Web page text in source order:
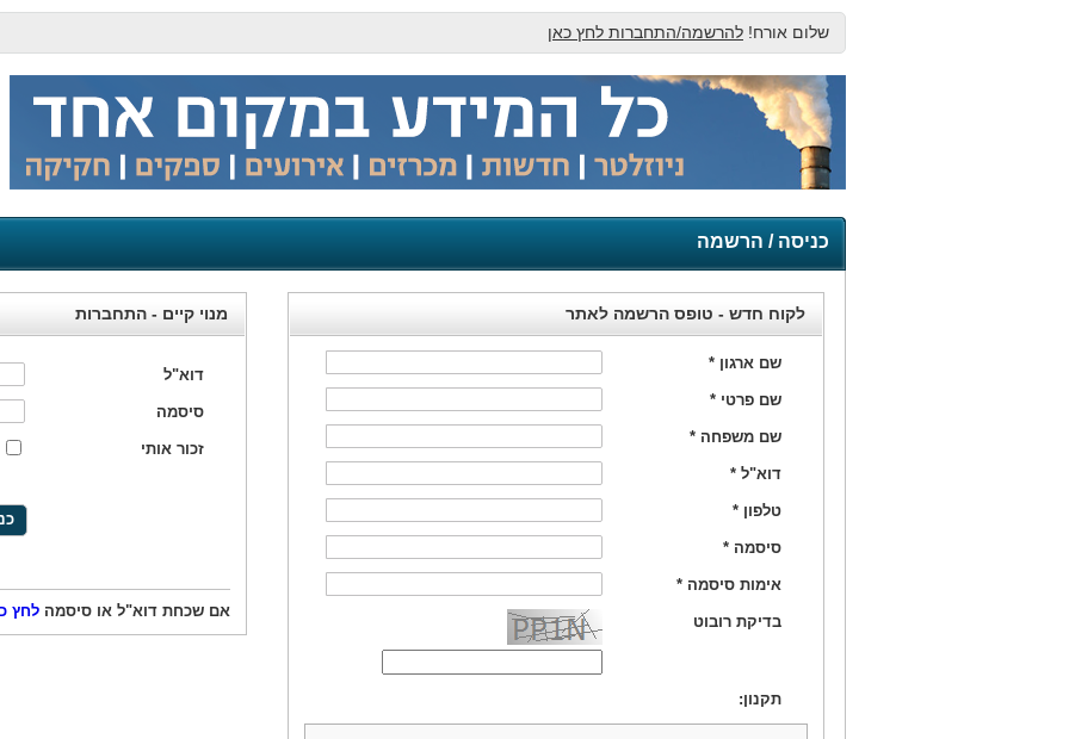
שלום אורח! להרשמה/התחברות לחץ כאן
כניסה / הרשמה
מנוי קיים - התחברות
דוא"ל
סיסמה
זכור אותי
אם שכחת דוא"ל או סיסמה לחץ
לקוח חדש - טופס הרשמה לאתר
שם ארגון *
שם פרטי *
שם משפחה *
דוא"ל *
טלפון *
סיסמה *
אימות סיסמה *
בדיקת רובוט
תקנון: